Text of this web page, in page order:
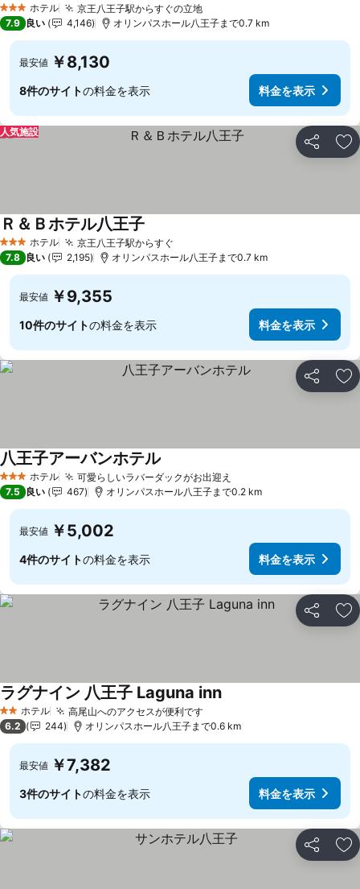
3 ホテルのランク
ホテル 京王八王子駅からすぐの立地
7.9 良い 4,146 オリンパスホール八王子まで0.7 km
最安値 ￥8,130
8件のサイトの料金を表示 料金を表示
シェア お
人気施設
3 ホテルのランク
ホテル 京王八王子駅からすぐ
Ｒ＆Ｂホテル八王子
7.8 良い 2,195 オリンパスホール八王子まで0.7 km
最安値 ￥9,355
10件のサイトの料金を表示 料金を表示
シェア お
3 ホテルのランク
ホテル 可愛らしいラバーダックがお出迎え
八王子アーバンホテル
7.5 良い 467 オリンパスホール八王子まで0.2 km
最安値 ￥5,002
4件のサイトの料金を表示 料金を表示
シェア お
2 ホテルのランク
ホテル 高尾山へのアクセスが便利です
ラグナイン 八王子 Laguna inn
6.2 244 オリンパスホール八王子まで0.6 km
最安値 ￥7,382
3件のサイトの料金を表示 料金を表示
シェア お